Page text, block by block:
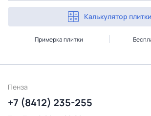
Калькулятор плитки
Примерка плитки
Пенза
+7 (8412) 235-255